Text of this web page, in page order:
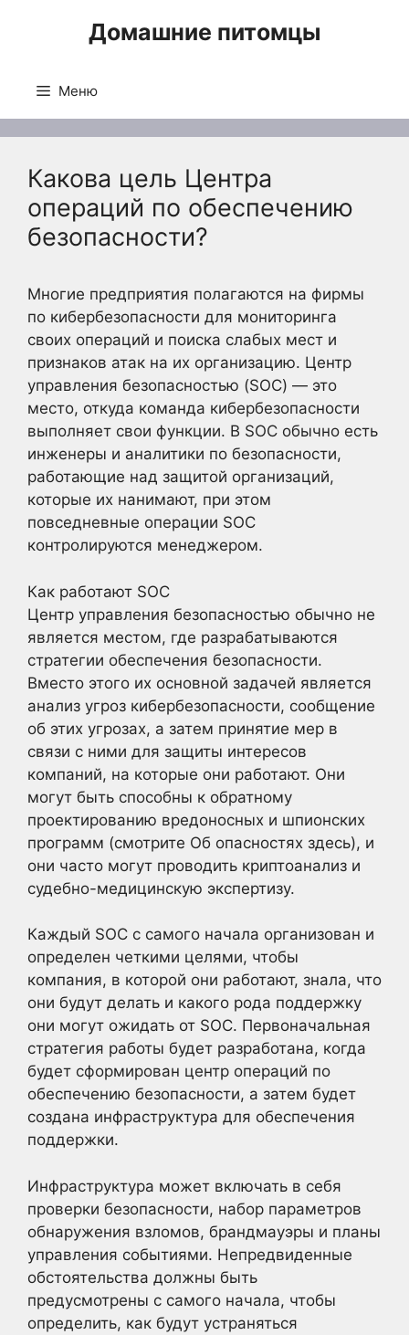
Домашние питомцы
Меню
Какова цель Центра
операций по обеспечению
безопасности?
Многие предприятия полагаются на фирмы
по кибербезопасности для мониторинга
своих операций и поиска слабых мест и
признаков атак на их организацию. Центр
управления безопасностью (SOC) — это
место, откуда команда кибербезопасности
выполняет свои функции. В SOC обычно есть
инженеры и аналитики по безопасности,
работающие над защитой организаций,
которые их нанимают, при этом
повседневные операции SOC
контролируются менеджером.
Как работают SOC
Центр управления безопасностью обычно не
является местом, где разрабатываются
стратегии обеспечения безопасности.
Вместо этого их основной задачей является
анализ угроз кибербезопасности, сообщение
об этих угрозах, а затем принятие мер в
связи с ними для защиты интересов
компаний, на которые они работают. Они
могут быть способны к обратному
проектированию вредоносных и шпионских
программ (смотрите Об опасностях здесь), и
они часто могут проводить криптоанализ и
судебно-медицинскую экспертизу.
Каждый SOC с самого начала организован и
определен четкими целями, чтобы
компания, в которой они работают, знала, что
они будут делать и какого рода поддержку
они могут ожидать от SOC. Первоначальная
стратегия работы будет разработана, когда
будет сформирован центр операций по
обеспечению безопасности, а затем будет
создана инфраструктура для обеспечения
поддержки.
Инфраструктура может включать в себя
проверки безопасности, набор параметров
обнаружения взломов, брандмауэры и планы
управления событиями. Непредвиденные
обстоятельства должны быть
предусмотрены с самого начала, чтобы
определить, как будут устраняться